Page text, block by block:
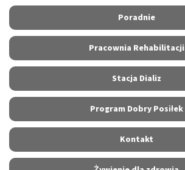
Poradnie
Pracownia Rehabilitacji
Stacja Dializ
Program Dobry Posiłek
Kontakt